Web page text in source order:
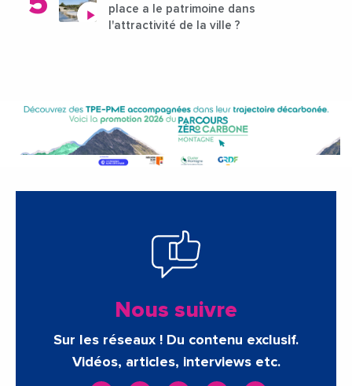
place a le patrimoine dans
l'attractivité de la ville ?
Nous suivre
Sur les réseaux ! Du contenu exclusif.
Vidéos, articles, interviews etc.